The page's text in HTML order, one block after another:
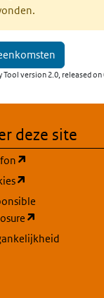
Tool version 2.0, released
nieuw tabblad)
nieuw tabblad)
een nieuw tabblad)
deze site